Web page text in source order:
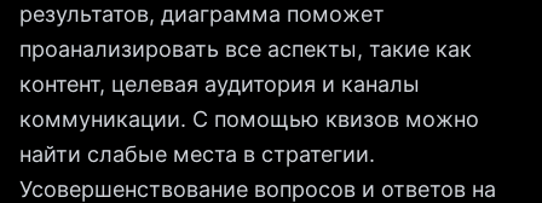
результатов, диаграмма поможет
проанализировать все аспекты, такие как
контент, целевая аудитория и каналы
коммуникации. С помощью квизов можно
найти слабые места в стратегии.
Усовершенствование вопросов и ответов на